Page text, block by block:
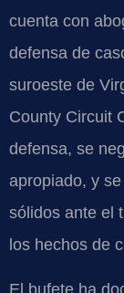
cuenta con
defensa de
suroeste de
County Circuit
defensa, se
apropiado, y
sólidos ante el
los hechos de